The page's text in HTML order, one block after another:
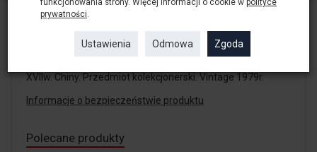
zdobiony w smoki. Górna połowa obrotowa. Każdy obrót
XVIIw. Chiny. Przedmiot kolekcjonerski. Vintage 1979r.
Informacje o bezpieczeństwie produktu
Polecane produkty
funkcjonowania strony. Więcej informacji o cookie w polityce
prywatności.
Ustawienia Odmowa Zgoda